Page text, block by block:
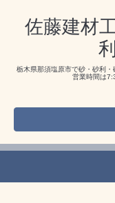
佐藤建材
栃木県那須塩原市で砂・砂利・
営業時間は